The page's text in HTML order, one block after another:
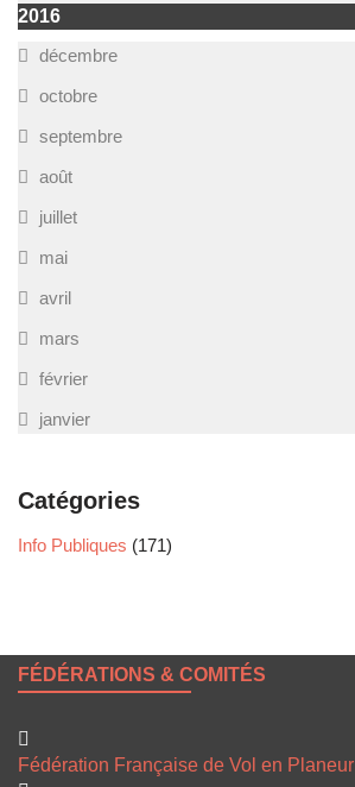
2016
décembre
octobre
septembre
août
juillet
mai
avril
mars
février
janvier
Catégories
Info Publiques (171)
FÉDÉRATIONS & COMITÉS
Fédération Française de Vol en Planeur